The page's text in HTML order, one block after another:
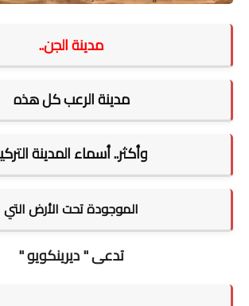
مدينة الجن..
مدينة الرعبكل هذه
وأكثر.. أسماء المدينة
الموجودة تحت الأرض التي
تدعى "ديرينكويو"